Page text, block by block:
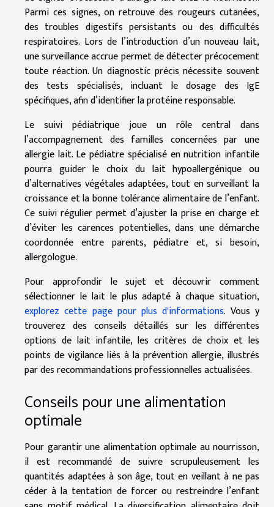
Parmi ces signes, on retrouve des rougeurs cutanées,
des troubles digestifs persistants ou des difficultés
respiratoires. Lors de l’introduction d’un nouveau lait,
une surveillance accrue permet de détecter précocement
toute réaction. Un diagnostic précis nécessite souvent
des tests spécialisés, incluant le dosage des IgE
spécifiques, afin d’identifier la protéine responsable.
Le suivi pédiatrique joue un rôle central dans
l’accompagnement des familles concernées par une
allergie lait. Le pédiatre spécialisé en nutrition infantile
pourra guider le choix du lait hypoallergénique ou
d’alternatives végétales adaptées, tout en surveillant la
croissance et la bonne tolérance alimentaire de l’enfant.
Ce suivi régulier permet d’ajuster la prise en charge et
d’éviter les carences potentielles, dans une démarche
coordonnée entre parents, pédiatre et, si besoin,
allergologue.
Pour approfondir le sujet et découvrir comment
sélectionner le lait le plus adapté à chaque situation,
explorez cette page pour plus d'informations. Vous y
trouverez des conseils détaillés sur les différentes
options de lait infantile, les critères de choix et les
points de vigilance liés à la prévention allergie, illustrés
par des recommandations professionnelles actualisées.
Conseils pour une alimentation
optimale
Pour garantir une alimentation optimale au nourrisson,
il est recommandé de suivre scrupuleusement les
quantités adaptées à son âge, tout en veillant à ne pas
céder à la tentation de forcer ou restreindre l’enfant